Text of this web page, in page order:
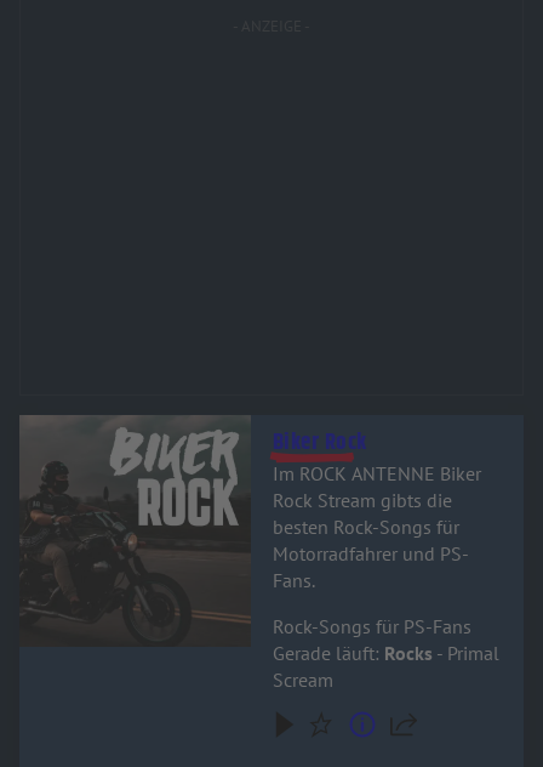
Audiotitel - Biker Rock Biker Rock
Im ROCK ANTENNE Biker
Rock Stream gibts die
besten Rock-Songs für
Motorradfahrer und PS-
Fans.
Rock-Songs für PS-Fans
Gerade läuft: Rocks - Primal
Scream